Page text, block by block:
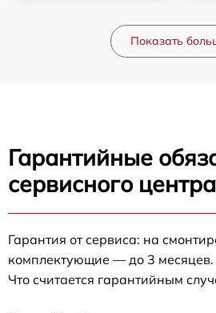
Показать
Гарантийные
сервисного
Гарантия от сервиса: на
комплектующие — до 3 месяцев.
Что считается гарантийным